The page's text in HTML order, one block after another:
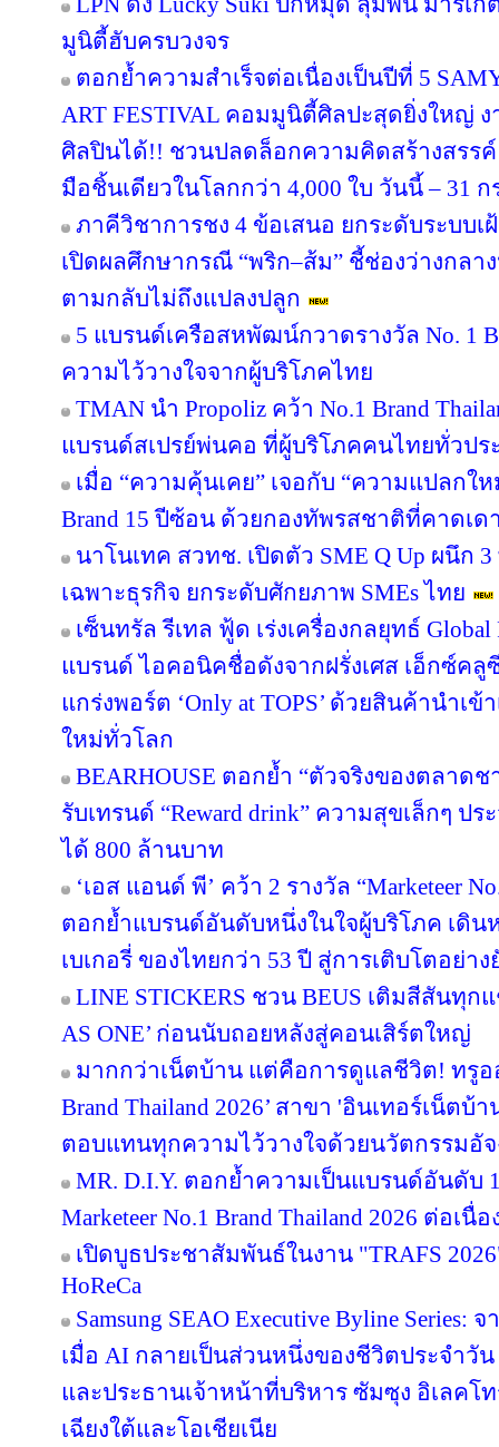
มูนิตี้ฮับครบวงจร
ตอกย้ำความสำเร็จต่อเนื่องเป็นปีที่ 5
ART FESTIVAL คอมมูนิตี้ศิลปะสุดยิ่งใหญ่
ศิลปินได้!! ชวนปลดล็อกความคิดสร้างสรร
มือชิ้นเดียวในโลกกว่า 4,000 ใบ วันนี้ – 31
ภาคีวิชาการชง 4 ข้อเสนอ ยกระดับระบบ
เปิดผลศึกษากรณี “พริก–ส้ม” ชี้ช่องว่างกลา
ตามกลับไม่ถึงแปลงปลูก
5 แบรนด์เครือสหพัฒน์กวาดรางวัล No. 1
ความไว้วางใจจากผู้บริโภคไทย
TMAN นำ Propoliz คว้า No.1 Brand
แบรนด์สเปรย์พ่นคอ ที่ผู้บริโภคคนไทยทั่วปร
เมื่อ “ความคุ้นเคย” เจอกับ “ความแปลกใ
Brand 15 ปีซ้อน ด้วยกองทัพรสชาติที่คาดเด
นาโนเทค สวทช. เปิดตัว SME Q Up ผนึก
เฉพาะธุรกิจ ยกระดับศักยภาพ SMEs ไทย
เซ็นทรัล รีเทล ฟู้ด เร่งเครื่องกลยุทธ์ Global
แบรนด์ ไอคอนิคชื่อดังจากฝรั่งเศส เอ็กซ์ค
แกร่งพอร์ต ‘Only at TOPS’ ด้วยสินค้านำ
ใหม่ทั่วโลก
BEARHOUSE ตอกย้ำ “ตัวจริงของตลาด
รับเทรนด์ “Reward drink” ความสุขเล็กๆ ป
ได้ 800 ล้านบาท
‘เอส แอนด์ พี’ คว้า 2 รางวัล “Marketeer
ตอกย้ำแบรนด์อันดับหนึ่งในใจผู้บริโภค เดิ
เบเกอรี่ ของไทยกว่า 53 ปี สู่การเติบโตอย่าง
LINE STICKERS ชวน BEUS เติมสีสันทุก
AS ONE’ ก่อนนับถอยหลังสู่คอนเสิร์ตใหญ่
มากกว่าเน็ตบ้าน แต่คือการดูแลชีวิต! ทรูอ
Brand Thailand 2026’ สาขา 'อินเทอร์เน็ตบ้
ตอบแทนทุกความไว้วางใจด้วยนวัตกรรมอั
MR. D.I.Y. ตอกย้ำความเป็นแบรนด์อันดับ
Marketeer No.1 Brand Thailand 2026 ต่อเนื่
เปิดบูธประชาสัมพันธ์ในงาน "TRAFS
HoReCa
Samsung SEAO Executive Byline
เมื่อ AI กลายเป็นส่วนหนึ่งของชีวิตประจำวั
และประธานเจ้าหน้าที่บริหาร ซัมซุง อิเลค
เฉียงใต้และโอเชียเนีย